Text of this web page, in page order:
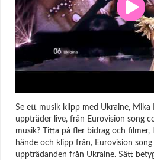
Se ett musik klipp med Ukraine, Mika
uppträder live, från Eurovision song
musik? Titta på fler bidrag och filmer,
hände och klipp från, Eurovision
uppträdanden från Ukraine. Sätt